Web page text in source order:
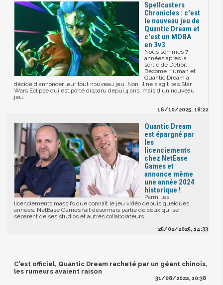
Spellcasters
Chronicles : c'est
le nouveau jeu de
Quantic Dream et
c'est un MOBA
en 3v3
Nous sommes 7
années après la
sortie de Detroit
Become Human et
Quantic Dream a
décidé d'annoncer leur tout nouveau jeu. Non, il ne s'agit pas Star
Wars Eclipse qui est porté disparu depui 4 ans, mais d'un nouveau
jeu.
16/10/2025, 18:22
Quantic Dream
est épargné par
les
licenciements
chez NetEase
Games et
annonce même
une année 2024
historique !
Parmi les
licenciements massifs que connaît le jeu vidéo depuis quelques
années, NetEase Games fait désormais partie de ceux qui se
séparent de ses studios et autres collaborateurs.
25/02/2025, 14:33
C'est officiel, Quantic Dream racheté par un géant chinois,
les rumeurs avaient raison
31/08/2022, 10:38